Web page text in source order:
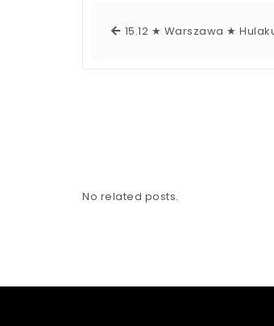
15.12 ★ Warszawa ★
No related posts.